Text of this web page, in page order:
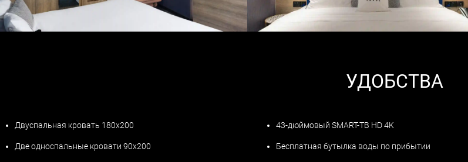
УДОБСТВА
Двуспальная кровать 180х200
Две односпальные кровати 90x200
43-дюймовый SMART-ТВ HD 4K
Бесплатная бутылка воды по прибытии